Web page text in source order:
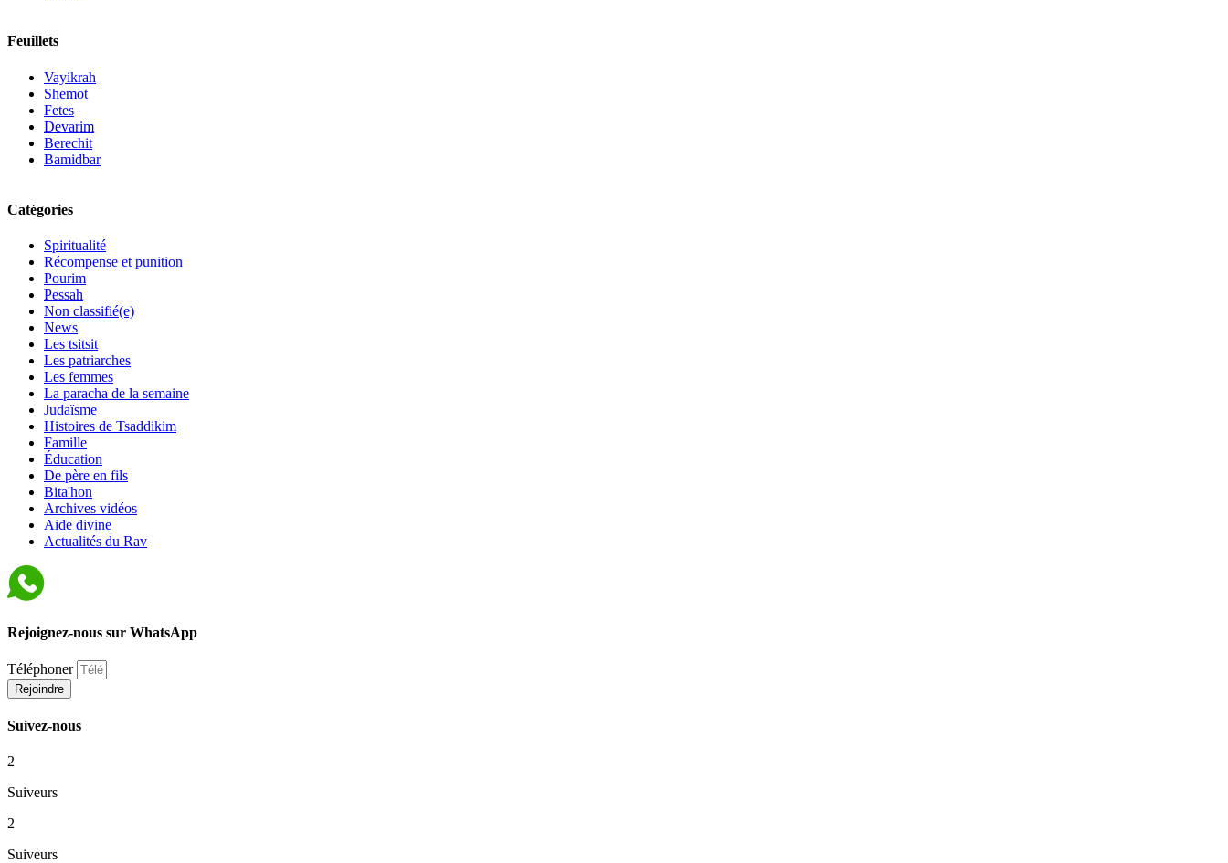
Feuillets
Vayikrah
Shemot
Fetes
Devarim
Berechit
Bamidbar
Catégories
Spiritualité
Récompense et punition
Pourim
Pessah
Non classifié(e)
News
Les tsitsit
Les patriarches
Les femmes
La paracha de la semaine
Judaïsme
Histoires de Tsaddikim
Famille
Éducation
De père en fils
Bita'hon
Archives vidéos
Aide divine
Actualités du Rav
Rejoignez-nous sur WhatsApp
Téléphoner
Rejoindre
Suivez-nous
2
Suiveurs
2
Suiveurs